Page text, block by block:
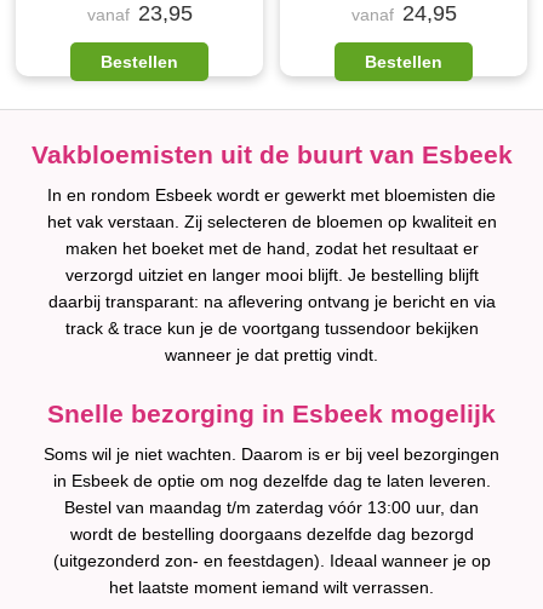
vanaf 23,95
Bestellen
vanaf 24,95
Bestellen
Vakbloemisten uit de buurt van Esbeek
In en rondom Esbeek wordt er gewerkt met bloemisten die
het vak verstaan. Zij selecteren de bloemen op kwaliteit en
maken het boeket met de hand, zodat het resultaat er
verzorgd uitziet en langer mooi blijft. Je bestelling blijft
daarbij transparant: na aflevering ontvang je bericht en via
track & trace kun je de voortgang tussendoor bekijken
wanneer je dat prettig vindt.
Snelle bezorging in Esbeek mogelijk
Soms wil je niet wachten. Daarom is er bij veel bezorgingen
in Esbeek de optie om nog dezelfde dag te laten leveren.
Bestel van maandag t/m zaterdag vóór 13:00 uur, dan
wordt de bestelling doorgaans dezelfde dag bezorgd
(uitgezonderd zon- en feestdagen). Ideaal wanneer je op
het laatste moment iemand wilt verrassen.